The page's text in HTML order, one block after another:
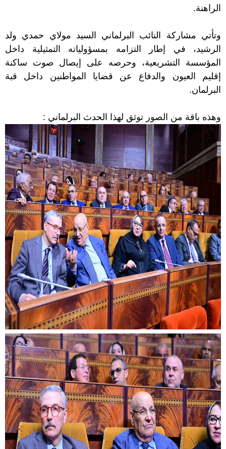
الراهنة.
وتأتي مشاركة النائب البرلماني السيد مولاي حمدي ولد
الرشيد، في إطار التزامه بمسؤولياته التمثيلية داخل
المؤسسة التشريعية، وحرصه على إيصال صوت ساكنة
إقليم العيون والدفاع عن قضايا المواطنين داخل قبة
البرلمان.
وهذه باقة من الصور توثق لهذا الحدث البرلماني :